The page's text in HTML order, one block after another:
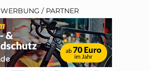
WERBUNG / PARTNER